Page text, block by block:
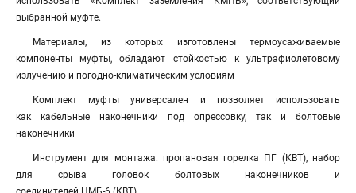
выбранной муфте.
Материалы, из которых изготовлены термоусаживаемые
компоненты муфты, обладают стойкостью к ультрафиолетовому
излучению и погодно-климатическим условиям
Комплект муфты универсален и позволяет использовать
как кабельные наконечники под опрессовку, так и болтовые
наконечники
Инструмент для монтажа: пропановая горелка ПГ (КВТ), набор
для срыва головок болтовых наконечников и